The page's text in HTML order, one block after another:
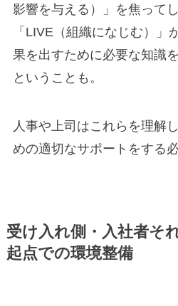
影響を与える）」を焦ってし
「LIVE（組織になじむ）」
果を出すために必要な知識
ということも。
人事や上司はこれらを理解
めの適切なサポートをする
受け入れ側・入社者そ
起点での環境整備